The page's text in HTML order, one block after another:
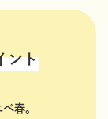
ント
春。